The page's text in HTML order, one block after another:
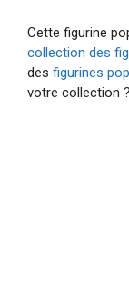
Cette figurine
collection des
des figurines
votre collection ?